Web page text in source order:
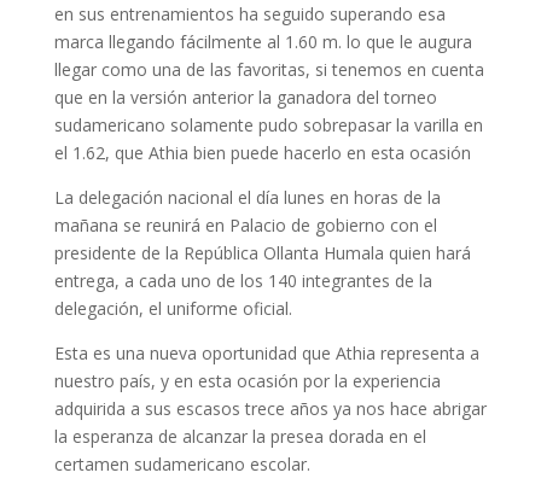
en sus entrenamientos ha seguido superando esa
marca llegando fácilmente al 1.60 m. lo que le augura
llegar como una de las favoritas, si tenemos en cuenta
que en la versión anterior la ganadora del torneo
sudamericano solamente pudo sobrepasar la varilla en
el 1.62, que Athia bien puede hacerlo en esta ocasión
La delegación nacional el día lunes en horas de la
mañana se reunirá en Palacio de gobierno con el
presidente de la República Ollanta Humala quien hará
entrega, a cada uno de los 140 integrantes de la
delegación, el uniforme oficial.
Esta es una nueva oportunidad que Athia representa a
nuestro país, y en esta ocasión por la experiencia
adquirida a sus escasos trece años ya nos hace abrigar
la esperanza de alcanzar la presea dorada en el
certamen sudamericano escolar.